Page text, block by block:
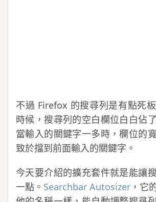
不過 Firefox 的搜尋列是有點死
時候，搜尋列的空白欄位白白佔
當輸入的關鍵字一多時，欄位的
致於擋到前面輸入的關鍵字。
今天要介紹的擴充套件就是能讓
一點。 Searchbar Autosizer ，它